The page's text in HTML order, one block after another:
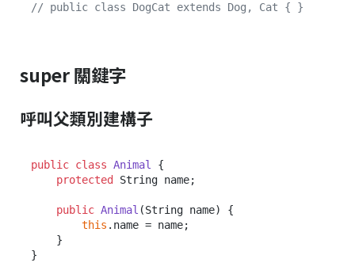
// public class DogCat extends Dog, Cat { }
super 關鍵字
呼叫父類別建構子
public class Animal {
protected
String name;
public Animal (String name)
{
this .name = name;
}